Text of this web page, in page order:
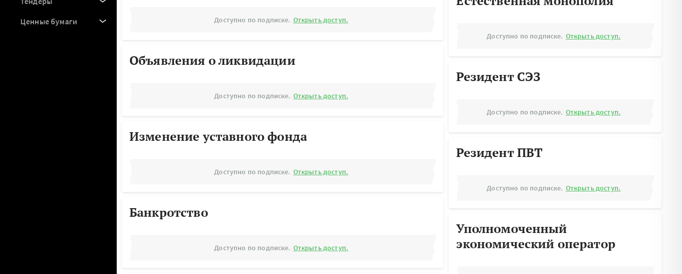
Ценные бумаги
Доступно по подписке. Открыть доступ.
Объявления о ликвидации
Доступно по подписке. Открыть доступ.
Изменение уставного фонда
Доступно по подписке. Открыть доступ.
Банкротство
Доступно по подписке. Открыть доступ.
Доступно по подписке. Открыть доступ.
Резидент СЭЗ
Доступно по подписке. Открыть доступ.
Резидент ПВТ
Доступно по подписке. Открыть доступ.
Уполномоченный
экономический оператор